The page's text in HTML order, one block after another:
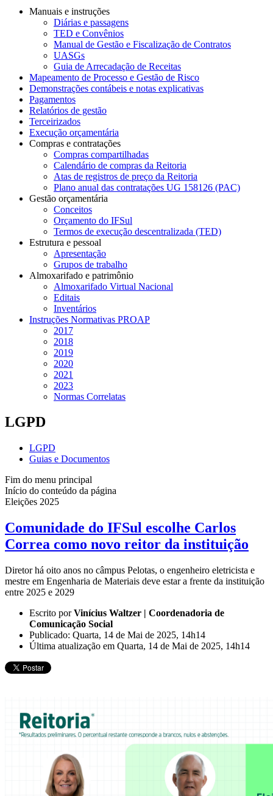
Manuais e instruções
Diárias e passagens
TED e Convênios
Manual de Gestão e Fiscalização de Contratos
UASGs
Guia de Arrecadação de Receitas
Mapeamento de Processo e Gestão de Risco
Demonstrações contábeis e notas explicativas
Pagamentos
Relatórios de gestão
Terceirizados
Execução orçamentária
Compras e contratações
Compras compartilhadas
Calendário de compras da Reitoria
Atas de registros de preço da Reitoria
Plano anual das contratações UG 158126 (PAC)
Gestão orçamentária
Conceitos
Orçamento do IFSul
Termos de execução descentralizada (TED)
Estrutura e pessoal
Apresentação
Grupos de trabalho
Almoxarifado e patrimônio
Almoxarifado Virtual Nacional
Editais
Inventários
Instruções Normativas PROAP
2017
2018
2019
2020
2021
2023
Normas Correlatas
LGPD
LGPD
Guias e Documentos
Fim do menu principal
Início do conteúdo da página
Eleições 2025
Comunidade do IFSul escolhe Carlos
Correa como novo reitor da instituição
Diretor há oito anos no câmpus Pelotas, o engenheiro eletricista e
mestre em Engenharia de Materiais deve estar a frente da instituição
entre 2025 e 2029
Escrito porVinícius Waltzer | Coordenadoria de
Comunicação Social
Publicado: Quarta, 14 de Mai de 2025, 14h14
Última atualização em Quarta, 14 de Mai de 2025, 14h14